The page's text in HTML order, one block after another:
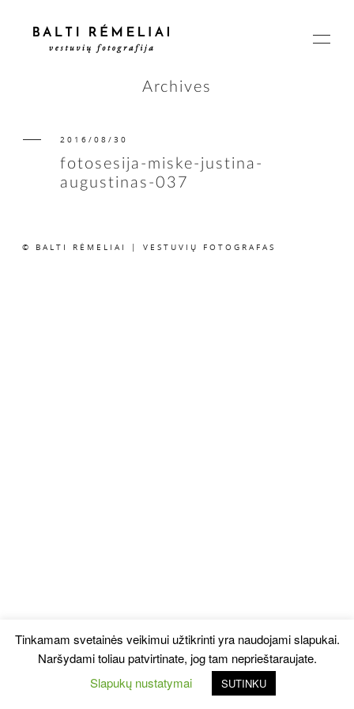
PAGRINDINIS
ISTORIJOS
Archives
2016/08/30
fotosesija-miske-justina-
augustinas-037
© BALTI RĖMELIAI | VESTUVIŲ FOTOGRAFAS
Tinkamam svetainės veikimui užtikrinti yra naudojami slapukai.
Naršydami toliau patvirtinate, jog tam neprieštaraujate.
Slapukų nustatymai
SUTINKU